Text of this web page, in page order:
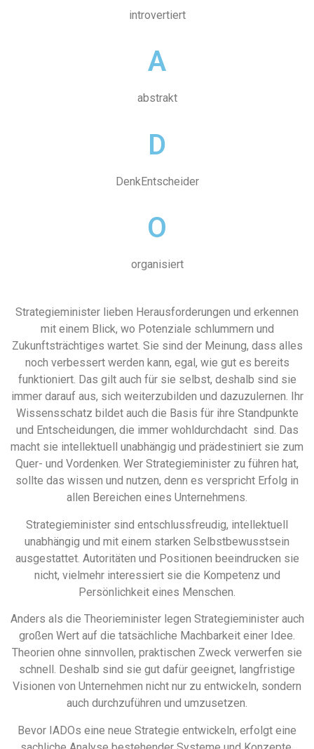
introvertiert
A
abstrakt
D
DenkEntscheider
O
organisiert
Strategieminister lieben Herausforderungen und erkennen
mit einem Blick, wo Potenziale schlummern und
Zukunftsträchtiges wartet. Sie sind der Meinung, dass alles
noch verbessert werden kann, egal, wie gut es bereits
funktioniert. Das gilt auch für sie selbst, deshalb sind sie
immer darauf aus, sich weiterzubilden und dazuzulernen. Ihr
Wissensschatz bildet auch die Basis für ihre Standpunkte
und Entscheidungen, die immer wohldurchdacht sind. Das
macht sie intellektuell unabhängig und prädestiniert sie zum
Quer- und Vordenken. Wer Strategieminister zu führen hat,
sollte das wissen und nutzen, denn es verspricht Erfolg in
allen Bereichen eines Unternehmens.
Strategieminister sind entschlussfreudig, intellektuell
unabhängig und mit einem starken Selbstbewusstsein
ausgestattet. Autoritäten und Positionen beeindrucken sie
nicht, vielmehr interessiert sie die Kompetenz und
Persönlichkeit eines Menschen.
Anders als die Theorieminister legen Strategieminister auch
großen Wert auf die tatsächliche Machbarkeit einer Idee.
Theorien ohne sinnvollen, praktischen Zweck verwerfen sie
schnell. Deshalb sind sie gut dafür geeignet, langfristige
Visionen von Unternehmen nicht nur zu entwickeln, sondern
auch durchzuführen und umzusetzen.
Bevor IADOs eine neue Strategie entwickeln, erfolgt eine